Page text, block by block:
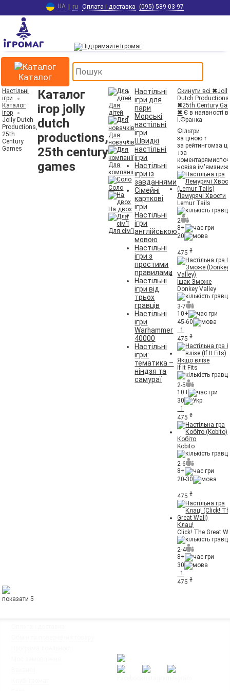
UA | ru Оплата і доставка (095) 589-03-97
Каталог
Настільні
ігри
Каталог
ігор
Jolly Dutch
Productions,
25th
Century
Games
Каталог
ігор jolly
dutch
productions,
25th century
games
Для
дітей
Для
новачків
Для
компанії
Соло
На двох
Для сім'ї
Настільні
ігри для
пари
Морські
настільні
ігри
Швидкі
настільні
ігри
Настільні
ігри із
завданнями
Сімейні
карткові
ігри
Настільні
ігри
англійською
мовою
Настільні
ігри з
простими
правилами
Настільні
ігри від
трьох
гравців
Настільні
ігри
Warhammer
40000
Настільні
ігри:
тематика –
ніндзя та
самураї
Скинути всі ✖
Dutch Productions
✖25th Century
✖ Є в наявності
І.Франка
Фільтри
за ціною ↑
за рейтингомза
↓за
коментарями
новіза ім'ям
Лемурячі Хвости
Lemur Tails
2
8+
20
475₴
Ішак Зможе
Donkey Valley
3-7
10+
45-60
1
475₴
Якщо влізе
If It Fits
2-5
10+
30
1
475₴
Кобіто
Kobito
2-6
8+
20-30
475₴
Клац!
Click! The Great
2-4
8+
30
1
475₴
показати 5